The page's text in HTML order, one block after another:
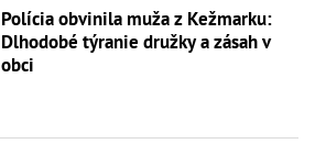
Polícia obvinila muža z Kežmarku:
Dlhodobé týranie družky a zásah v
obci